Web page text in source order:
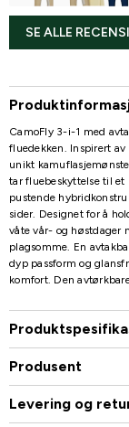
SE ALLE
CamoFly 3-i-1 med
fluedekken. Inspirert
unikt
tar fluebeskyttelse til
pustende
sider. Designet for å
våte vår- og høstdager
plagsomme. En
dyp passform og
komfort. Den
Produsent
Levering og